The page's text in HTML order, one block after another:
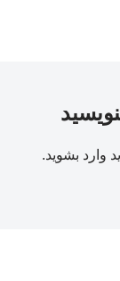
وارد بشوید.